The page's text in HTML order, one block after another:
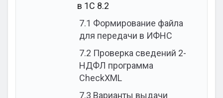
в 1С 8.2
7.1 Формирование файла
для передачи в ИФНС
7.2 Проверка сведений 2-
НДФЛ программа
CheckXML
7.3 Варианты выдачи